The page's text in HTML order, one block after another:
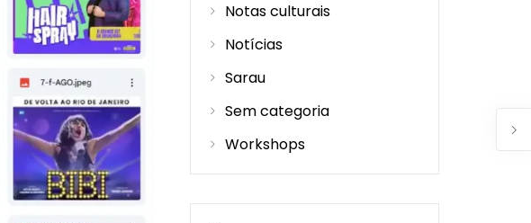
Notas culturais
Notícias
Sarau
Sem categoria
Workshops